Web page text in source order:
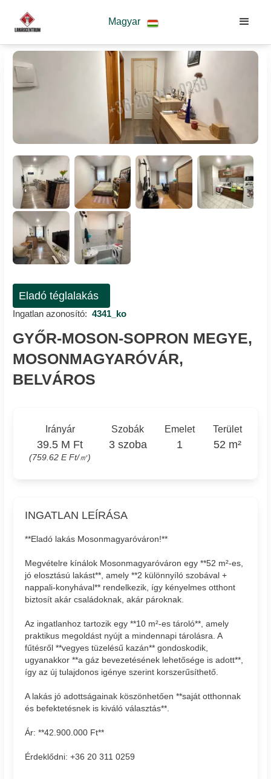
Magyar
Eladó téglalakás
Ingatlan azonosító: 4341_ko
GYŐR-MOSON-SOPRON MEGYE,
MOSONMAGYARÓVÁR,
BELVÁROS
Irányár
39.5 M Ft
(759.62 E Ft/㎡)
Szobák
3 szoba
Emelet
1
Terület
52 m²
INGATLAN LEÍRÁSA
**Eladó lakás Mosonmagyaróváron!**
Megvételre kínálok Mosonmagyaróváron egy **52 m²-es,
jó elosztású lakást**, amely **2 különnyíló szobával +
nappali-konyhával** rendelkezik, így kényelmes otthont
biztosít akár családoknak, akár pároknak.
Az ingatlanhoz tartozik egy **10 m²-es tároló**, amely
praktikus megoldást nyújt a mindennapi tárolásra. A
fűtésről **vegyes tüzelésű kazán** gondoskodik,
ugyanakkor **a gáz bevezetésének lehetősége is adott**,
így az új tulajdonos igénye szerint korszerűsíthető.
A lakás jó adottságainak köszönhetően **saját otthonnak
és befektetésnek is kiváló választás**.
Ár: **42.900.000 Ft**
Érdeklődni: +36 20 311 0259